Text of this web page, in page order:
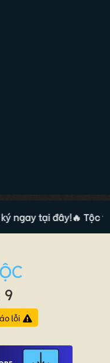
tại đây!🔥 Tộc
9
lỗi